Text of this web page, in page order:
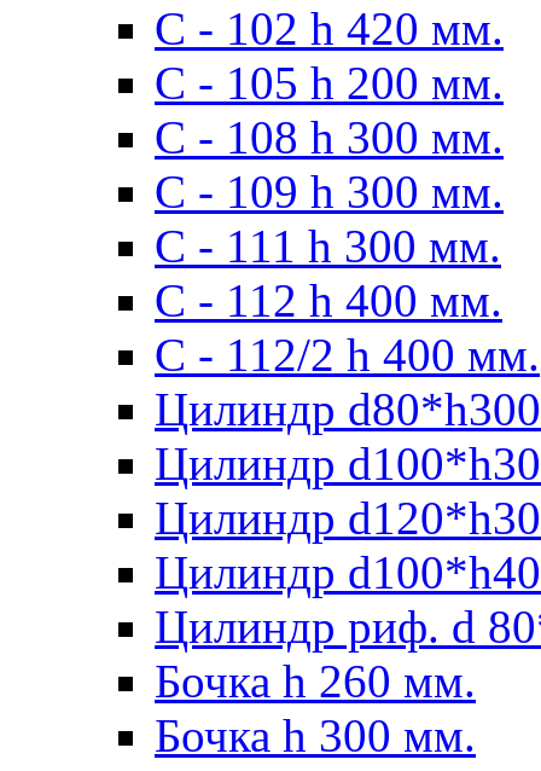
C - 102 h 420 мм.
С - 105 h 200 мм.
С - 108 h 300 мм.
С - 109 h 300 мм.
С - 111 h 300 мм.
C - 112 h 400 мм.
С - 112/2 h 400 мм.
Цилиндр
Цилиндр
Цилиндр
Цилиндр
Цилиндр риф. d
Бочка h 260 мм.
Бочка h 300 мм.